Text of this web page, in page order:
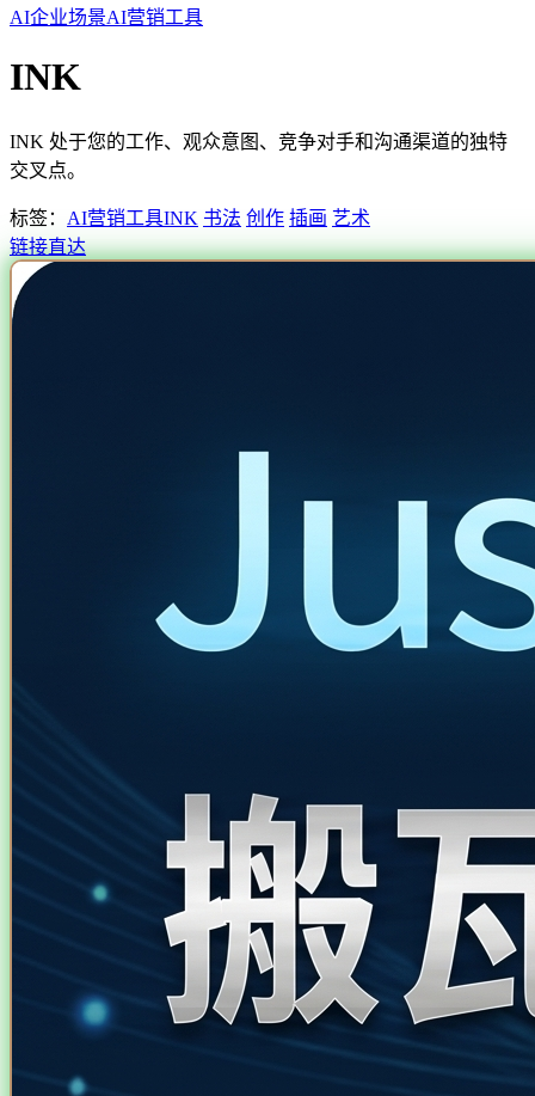
AI企业场景AI营销工具
INK
INK 处于您的工作、观众意图、竞争对手和沟通渠道的独特
交叉点。
标签： AI营销工具INK 书法 创作 插画 艺术
链接直达